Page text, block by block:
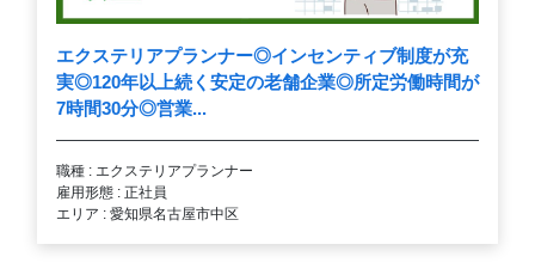
エクステリアプランナー◎インセンティブ制度が充
実◎120年以上続く安定の老舗企業◎所定労働時間が
7時間30分◎営業...
職種 : エクステリアプランナー
雇用形態 : 正社員
エリア : 愛知県名古屋市中区